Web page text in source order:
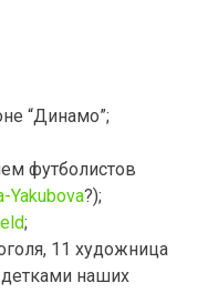
“Динамо”;
футболистов
Yakubova?);
;
11 художница
наших